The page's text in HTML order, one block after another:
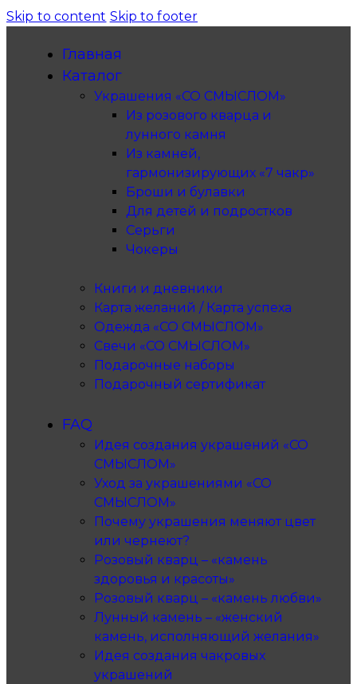
Skip to content Skip to footer
Главная
Каталог
Украшения «СО СМЫСЛОМ»
Из розового кварца и
лунного камня
Из камней,
гармонизирующих «7 чакр»
Броши и булавки
Для детей и подростков
Серьги
Чокеры
Книги и дневники
Карта желаний / Карта успеха
Одежда «СО СМЫСЛОМ»
Свечи «СО СМЫСЛОМ»
Подарочные наборы
Подарочный сертификат
FAQ
Идея создания украшений «СО
СМЫСЛОМ»
Уход за украшениями «СО
СМЫСЛОМ»
Почему украшения меняют цвет
или чернеют?
Розовый кварц – «камень
здоровья и красоты»
Розовый кварц – «камень любви»
Лунный камень – «женский
камень, исполняющий желания»
Идея создания чакровых
украшений